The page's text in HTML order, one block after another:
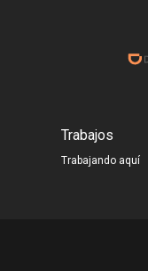
Trabajos
Trabajando aquí